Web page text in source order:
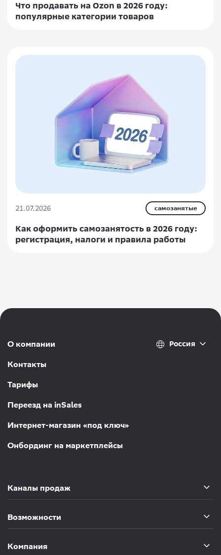
Что продавать на Ozon в 2026 году:
популярные категории товаров
21.07.2026 самозанятые
Как оформить самозанятость в 2026 году:
регистрация, налоги и правила работы
О компании
Контакты
Тарифы
Переезд на inSales
Интернет-магазин «под ключ»
Онбординг на маркетплейсы
Россия
Каналы продаж
Возможности
Компания